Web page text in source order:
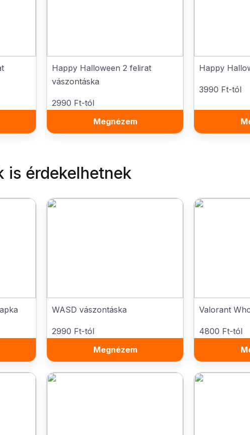
Happy Halloween 2 felirat
vászontáska
2990 Ft-tól
Megnézem
Happy
3990 Ft-tól
is érdekelhetnek
WASD vászontáska
2990 Ft-tól
Megnézem
Valorant
4800 Ft-tól